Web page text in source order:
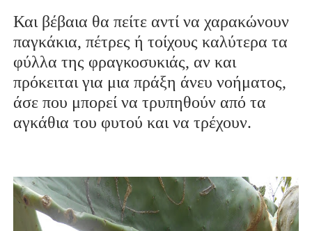
Και βέβαια θα πείτε αντί να χαρακώνουν
παγκάκια, πέτρες ή τοίχους καλύτερα τα
φύλλα της φραγκοσυκιάς, αν και
πρόκειται για μια πράξη άνευ νοήματος,
άσε που μπορεί να τρυπηθούν από τα
αγκάθια του φυτού και να τρέχουν.